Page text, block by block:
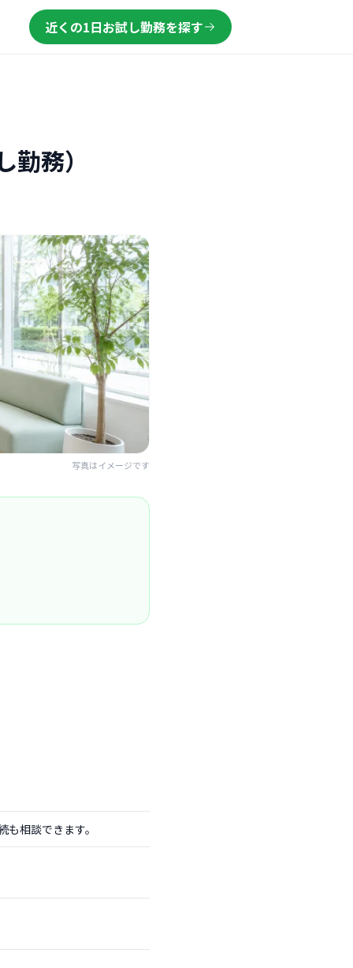
近くの1日お試し勤務を探す
務）
写真はイメージです
相談できます。